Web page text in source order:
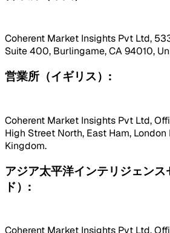
Coherent Market Insights Pvt Ltd,
Suite 400, Burlingame, CA 94010,
営業所（イギリス）:
Coherent Market Insights Pvt Ltd,
High Street North, East Ham,
Kingdom.
アジア太平洋インテリジェンス
ド）:
Coherent Market Insights Pvt Ltd,